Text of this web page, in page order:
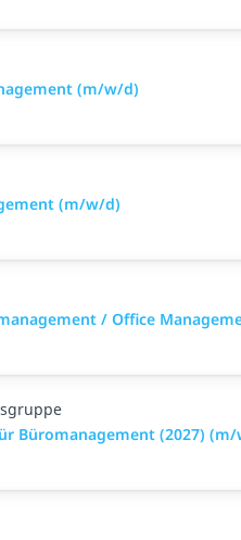
(m/w/d)
(m/w/d)
/ Office
Büromanagement (2027)